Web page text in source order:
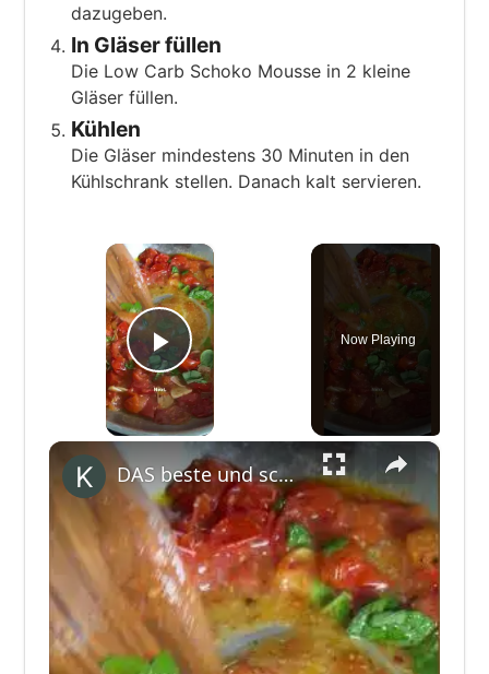
dazugeben.
In Gläser füllen
Die Low Carb Schoko Mousse in 2 kleine
Gläser füllen.
Kühlen
Die Gläser mindestens 30 Minuten in den
Kühlschrank stellen. Danach kalt servieren.
×
Play Video
Now Playing
×
DAS beste und schnellste Rezept für Sauce aus frischen Tomaten. #shorts #sanlucar #TasteTheSun